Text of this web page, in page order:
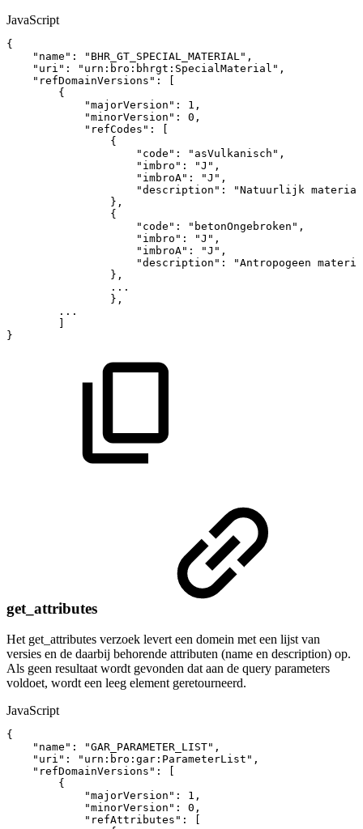
JavaScript
{
"name" : "BHR_GT_SPECIAL_MATERIAL" ,
"uri" : "urn:bro:bhrgt:SpecialMaterial" ,
"refDomainVersions" :
{
"majorVersion" : 1 ,
"minorVersion" : 0 ,
"refCodes" :
{
"code" : "asVulkanisch" ,
"imbro" : "J" ,
"imbroA" : "J" ,
"description" : "Natuurlijk
} ,
{
"code" : "betonOngebroken" ,
"imbro" : "J" ,
"imbroA" : "J" ,
"description" : "Antropogeen
} ,
...
} ,
...
}
get_attributes
Het get_attributes verzoek levert een domein met een lijst van
versies en de daarbij behorende attributen (name en description) op.
Als geen resultaat wordt gevonden dat aan de query parameters
voldoet, wordt een leeg element geretourneerd.
JavaScript
{
"name" : "GAR_PARAMETER_LIST" ,
"uri" : "urn:bro:gar:ParameterList" ,
"refDomainVersions" :
{
"majorVersion" : 1 ,
"minorVersion" : 0 ,
"refAttributes" :